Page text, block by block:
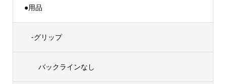
●用品
-グリップ
バックラインなし